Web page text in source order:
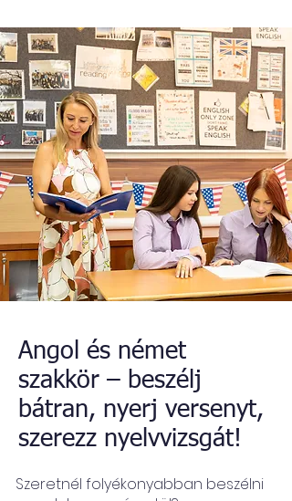
Angol és német
szakkör – beszélj
bátran, nyerj versenyt,
szerezz nyelvvizsgát!
Szeretnél folyékonyabban beszélni